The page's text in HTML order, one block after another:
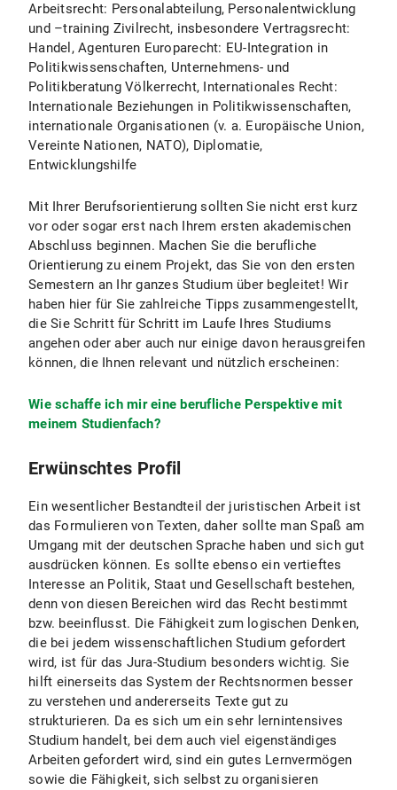
Arbeitsrecht: Personalabteilung, Personalentwicklung
und –training Zivilrecht, insbesondere Vertragsrecht:
Handel, Agenturen Europarecht: EU-Integration in
Politikwissenschaften, Unternehmens- und
Politikberatung Völkerrecht, Internationales Recht:
Internationale Beziehungen in Politikwissenschaften,
internationale Organisationen (v. a. Europäische Union,
Vereinte Nationen, NATO), Diplomatie,
Entwicklungshilfe
Mit Ihrer Berufsorientierung sollten Sie nicht erst kurz
vor oder sogar erst nach Ihrem ersten akademischen
Abschluss beginnen. Machen Sie die berufliche
Orientierung zu einem Projekt, das Sie von den ersten
Semestern an Ihr ganzes Studium über begleitet! Wir
haben hier für Sie zahlreiche Tipps zusammengestellt,
die Sie Schritt für Schritt im Laufe Ihres Studiums
angehen oder aber auch nur einige davon herausgreifen
können, die Ihnen relevant und nützlich erscheinen:
Wie schaffe ich mir eine berufliche Perspektive mit
meinem Studienfach?
Erwünschtes Profil
Ein wesentlicher Bestandteil der juristischen Arbeit ist
das Formulieren von Texten, daher sollte man Spaß am
Umgang mit der deutschen Sprache haben und sich gut
ausdrücken können. Es sollte ebenso ein vertieftes
Interesse an Politik, Staat und Gesellschaft bestehen,
denn von diesen Bereichen wird das Recht bestimmt
bzw. beeinflusst. Die Fähigkeit zum logischen Denken,
die bei jedem wissenschaftlichen Studium gefordert
wird, ist für das Jura-Studium besonders wichtig. Sie
hilft einerseits das System der Rechtsnormen besser
zu verstehen und andererseits Texte gut zu
strukturieren. Da es sich um ein sehr lernintensives
Studium handelt, bei dem auch viel eigenständiges
Arbeiten gefordert wird, sind ein gutes Lernvermögen
sowie die Fähigkeit, sich selbst zu organisieren